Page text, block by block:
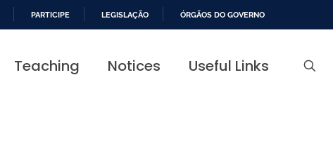
PARTICIPE LEGISLAÇÃO ÓRGÃOS DO GOVERNO
Teaching Notices Useful Links